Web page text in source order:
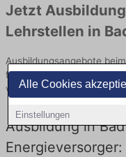
Alle Cookies
Einstellungen
Jetzt
Lehrstellen in
Ausbildungsangebote
finden Sie von namhaften
von Top-Arbeitgebern
Ausbildung in